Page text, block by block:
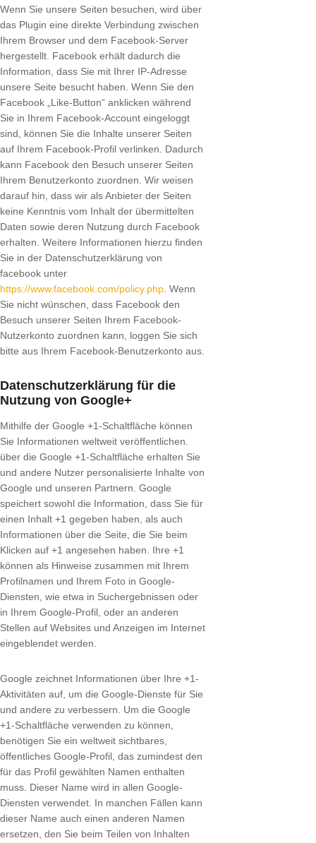
Wenn Sie unsere Seiten besuchen, wird über
das Plugin eine direkte Verbindung zwischen
Ihrem Browser und dem Facebook-Server
hergestellt. Facebook erhält dadurch die
Information, dass Sie mit Ihrer IP-Adresse
unsere Seite besucht haben. Wenn Sie den
Facebook „Like-Button“ anklicken während
Sie in Ihrem Facebook-Account eingeloggt
sind, können Sie die Inhalte unserer Seiten
auf Ihrem Facebook-Profil verlinken. Dadurch
kann Facebook den Besuch unserer Seiten
Ihrem Benutzerkonto zuordnen. Wir weisen
darauf hin, dass wir als Anbieter der Seiten
keine Kenntnis vom Inhalt der übermittelten
Daten sowie deren Nutzung durch Facebook
erhalten. Weitere Informationen hierzu finden
Sie in der Datenschutzerklärung von
facebook unter
https://www.facebook.com/policy.php . Wenn
Sie nicht wünschen, dass Facebook den
Besuch unserer Seiten Ihrem Facebook-
Nutzerkonto zuordnen kann, loggen Sie sich
bitte aus Ihrem Facebook-Benutzerkonto aus.
Datenschutzerklärung für die
Nutzung von Google+
Mithilfe der Google +1-Schaltfläche können
Sie Informationen weltweit veröffentlichen.
über die Google +1-Schaltfläche erhalten Sie
und andere Nutzer personalisierte Inhalte von
Google und unseren Partnern. Google
speichert sowohl die Information, dass Sie für
einen Inhalt +1 gegeben haben, als auch
Informationen über die Seite, die Sie beim
Klicken auf +1 angesehen haben. Ihre +1
können als Hinweise zusammen mit Ihrem
Profilnamen und Ihrem Foto in Google-
Diensten, wie etwa in Suchergebnissen oder
in Ihrem Google-Profil, oder an anderen
Stellen auf Websites und Anzeigen im Internet
eingeblendet werden.
Google zeichnet Informationen über Ihre +1-
Aktivitäten auf, um die Google-Dienste für Sie
und andere zu verbessern. Um die Google
+1-Schaltfläche verwenden zu können,
benötigen Sie ein weltweit sichtbares,
öffentliches Google-Profil, das zumindest den
für das Profil gewählten Namen enthalten
muss. Dieser Name wird in allen Google-
Diensten verwendet. In manchen Fällen kann
dieser Name auch einen anderen Namen
ersetzen, den Sie beim Teilen von Inhalten